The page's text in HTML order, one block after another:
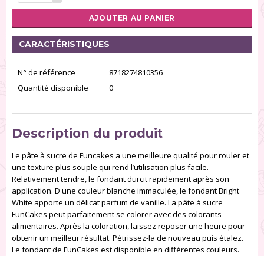
Fondants (13)
RÉINITIALISER LA RECHERCHE
AJOUTER AU PANIER
CARACTÉRISTIQUES
N° de référence
8718274810356
Quantité disponible
0
Description du produit
Le pâte à sucre de Funcakes a une meilleure qualité pour rouler et
une texture plus souple qui rend l’utilisation plus facile.
Relativement tendre, le fondant durcit rapidement après son
application. D'une couleur blanche immaculée, le fondant Bright
White apporte un délicat parfum de vanille. La pâte à sucre
FunCakes peut parfaitement se colorer avec des colorants
alimentaires. Après la coloration, laissez reposer une heure pour
obtenir un meilleur résultat. Pétrissez-la de nouveau puis étalez.
Le fondant de FunCakes est disponible en différentes couleurs.